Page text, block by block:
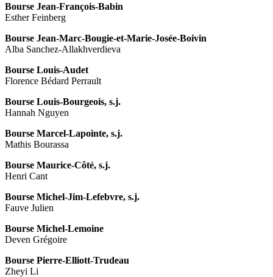
Bourse Jean-François-Babin
Esther Feinberg
Bourse Jean-Marc-Bougie-et-Marie-Josée-Boivin
Alba Sanchez-Allakhverdieva
Bourse Louis-Audet
Florence Bédard Perrault
Bourse Louis-Bourgeois, s.j.
Hannah Nguyen
Bourse Marcel-Lapointe, s.j.
Mathis Bourassa
Bourse Maurice-Côté, s.j.
Henri Cant
Bourse Michel-Jim-Lefebvre, s.j.
Fauve Julien
Bourse Michel-Lemoine
Deven Grégoire
Bourse Pierre-Elliott-Trudeau
Zheyi Li